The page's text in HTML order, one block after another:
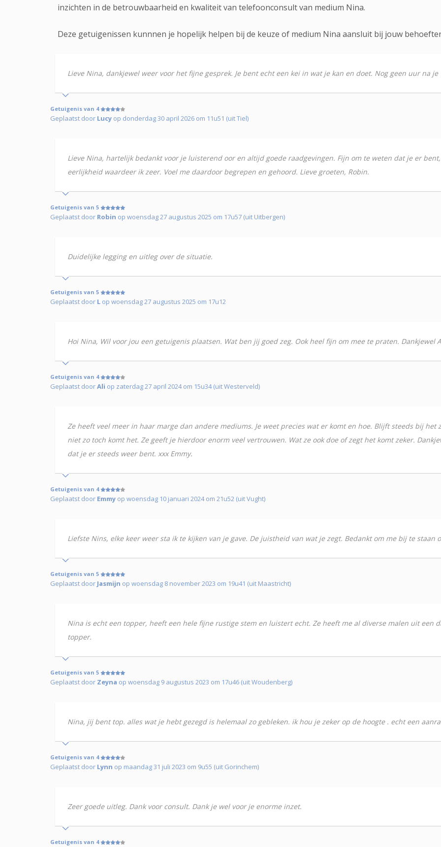
inzichten in de betrouwbaarheid en kwaliteit van telefoonconsult van medium Nina.
Deze getuigenissen kunnnen je hopelijk helpen bij de keuze of medium Nina aansluit bij jouw
Lieve Nina, dankjewel weer voor het fijne gesprek. Je bent echt een kei in wat je kan en doet. Nog geen uur na
Getuigenis van 4
Geplaatst door Lucy op donderdag 30 april 2026 om 11u51 (uit Tiel)
Lieve Nina, hartelijk bedankt voor je luisterend oor en altijd goede raadgevingen. Fijn om te weten dat je er
eerlijkheid waardeer ik zeer. Voel me daardoor begrepen en gehoord. Lieve groeten, Robin.
Getuigenis van 5
Geplaatst door Robin op woensdag 27 augustus 2025 om 17u57 (uit Uitbergen)
Duidelijke legging en uitleg over de situatie.
Getuigenis van 5
Geplaatst door L op woensdag 27 augustus 2025 om 17u12
Hoi Nina, Wil voor jou een getuigenis plaatsen. Wat ben jij goed zeg. Ook heel fijn om mee te praten. Dankjewel
Getuigenis van 4
Geplaatst doorAli op zaterdag 27 april 2024 om 15u34 (uit Westerveld)
Ze heeft veel meer in haar marge dan andere mediums. Je weet precies wat er komt en hoe. Blijft steeds bij
niet zo toch komt het. Ze geeft je hierdoor enorm veel vertrouwen. Wat ze ook doe of zegt het komt zeker.
dat je er steeds weer bent. xxx Emmy.
Getuigenis van 4
Geplaatst door Emmy op woensdag 10 januari 2024 om 21u52 (uit Vught)
Liefste Nins, elke keer weer sta ik te kijken van je gave. De juistheid van wat je zegt. Bedankt om me bij te staan
Getuigenis van 5
Geplaatst door Jasmijn op woensdag 8 november 2023 om 19u41 (uit Maastricht)
Nina is echt een topper, heeft een hele fijne rustige stem en luistert echt. Ze heeft me al diverse malen uit een
topper.
Getuigenis van 5
Geplaatst door Zeyna op woensdag 9 augustus 2023 om 17u46 (uit Woudenberg)
Nina, jij bent top. alles wat je hebt gezegd is helemaal zo gebleken. ik hou je zeker op de hoogte . echt een
Getuigenis van 4
Geplaatst door Lynn op maandag 31 juli 2023 om 9u55 (uit Gorinchem)
Zeer goede uitleg. Dank voor consult. Dank je wel voor je enorme inzet.
Getuigenis van 4